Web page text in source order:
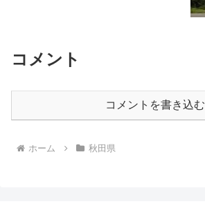
コメント
コメントを書き込む
ホーム 秋田県